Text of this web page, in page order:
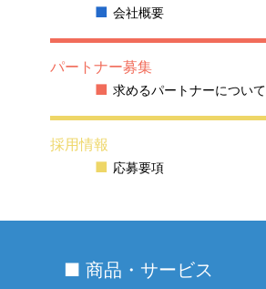
会社概要
パートナー募集
求めるパートナーについて
採用情報
応募要項
■ 商品・サービス